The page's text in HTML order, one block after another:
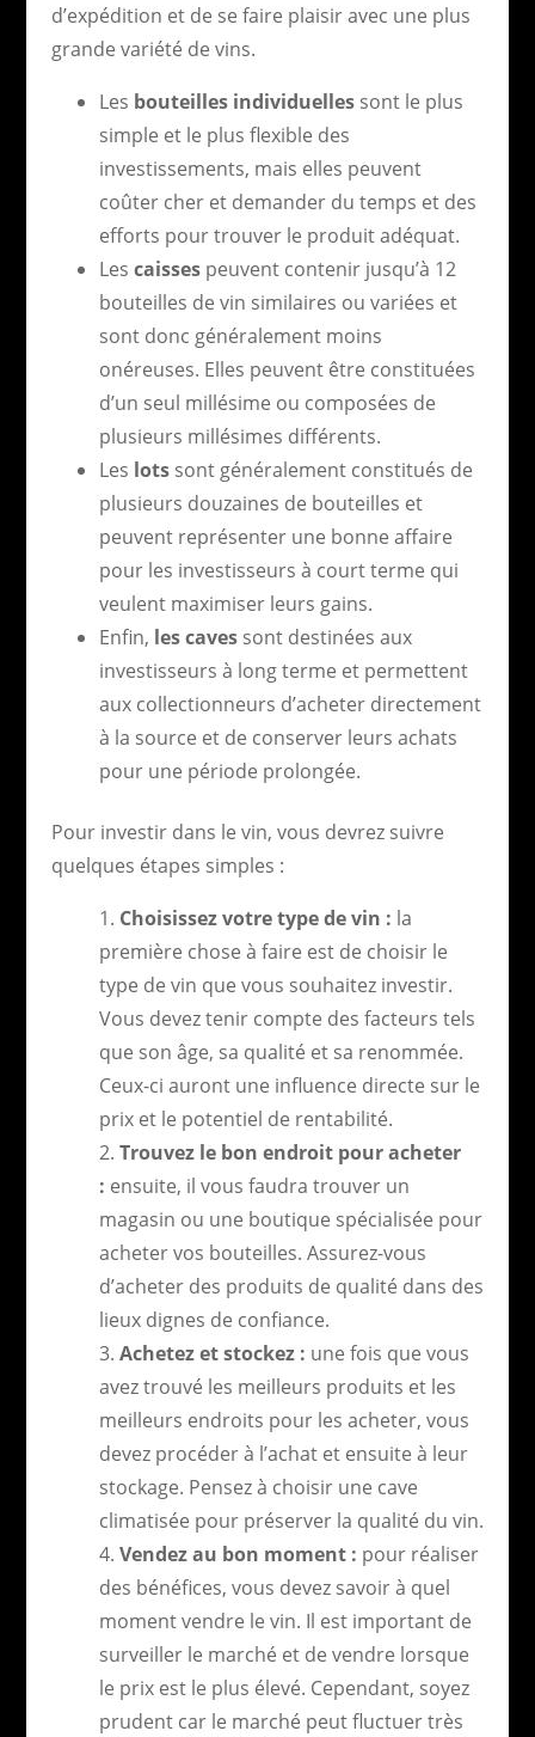
d’expédition et de se faire plaisir avec une plus
grande variété de vins.
Les bouteilles individuellessont le plus
simple et le plus flexible des
investissements, mais elles peuvent
coûter cher et demander du temps et des
efforts pour trouver le produit adéquat.
Les caissespeuvent contenir jusqu’à 12
bouteilles de vin similaires ou variées et
sont donc généralement moins
onéreuses. Elles peuvent être constituées
d’un seul millésime ou composées de
plusieurs millésimes différents.
Les lotssont généralement constitués de
plusieurs douzaines de bouteilles et
peuvent représenter une bonne affaire
pour les investisseurs à court terme qui
veulent maximiser leurs gains.
Enfin, les cavessont destinées aux
investisseurs à long terme et permettent
aux collectionneurs d’acheter directement
à la source et de conserver leurs achats
pour une période prolongée.
Pour investir dans le vin, vous devrez suivre
quelques étapes simples :
Choisissez votre type de vin : la
première chose à faire est de choisir le
type de vin que vous souhaitez investir.
Vous devez tenir compte des facteurs tels
que son âge, sa qualité et sa renommée.
Ceux-ci auront une influence directe sur le
prix et le potentiel de rentabilité.
Trouvez le bon endroit pour acheter
: ensuite, il vous faudra trouver un
magasin ou une boutique spécialisée pour
acheter vos bouteilles. Assurez-vous
d’acheter des produits de qualité dans des
lieux dignes de confiance.
Achetez et stockez : une fois que vous
avez trouvé les meilleurs produits et les
meilleurs endroits pour les acheter, vous
devez procéder à l’achat et ensuite à leur
stockage. Pensez à choisir une cave
climatisée pour préserver la qualité du vin.
Vendez au bon moment : pour réaliser
des bénéfices, vous devez savoir à quel
moment vendre le vin. Il est important de
surveiller le marché et de vendre lorsque
le prix est le plus élevé. Cependant, soyez
prudent car le marché peut fluctuer très